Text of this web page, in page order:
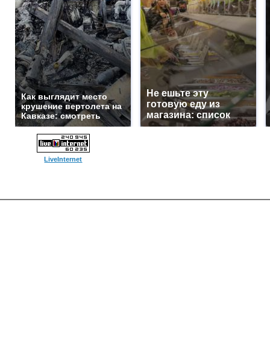
Как выглядит место
крушение вертолета на
Кавказе: смотреть
Не ешьте эту
готовую еду из
магазина: список
LiveInternet